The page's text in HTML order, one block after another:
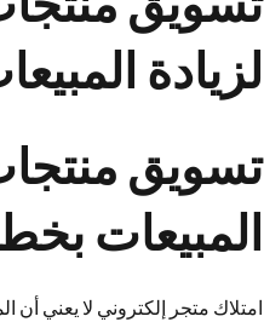
لزيادة
تسويق
المبيعات
امتلاك متجر إلكتروني لا يعني أن